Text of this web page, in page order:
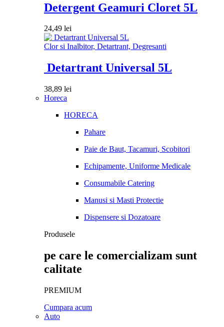
Detergent Geamuri Cloret 5L
24,49 lei
Clor si Inalbitor, Detartrant, Degresanti
Detartrant Universal 5L
38,89 lei
Horeca
HORECA
Pahare
Paie de Baut, Tacamuri, Scobitori
Echipamente, Uniforme Medicale
Consumabile Catering
Manusi si Masti Protectie
Dispensere si Dozatoare
Produsele
pe care le comercializam sunt
calitate
PREMIUM
Cumpara acum
Auto